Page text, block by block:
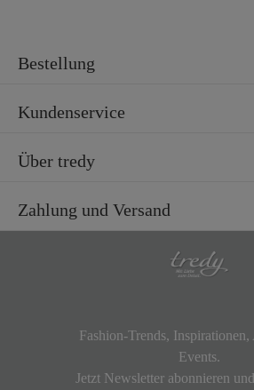
Bestellung
Kundenservice
Über tredy
Zahlung und Versand
Fashion-Trends,
Events.
Jetzt Newsletter abonnieren